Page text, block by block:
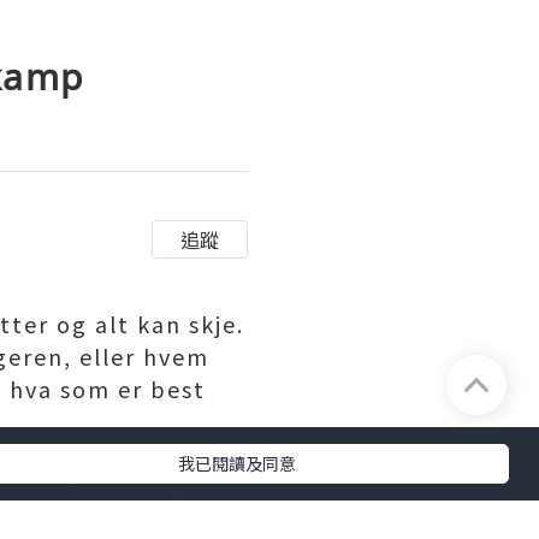
追蹤
og alt kan skje.
eller hvem
som er best
feil – eller når de
我已閱讀及同意